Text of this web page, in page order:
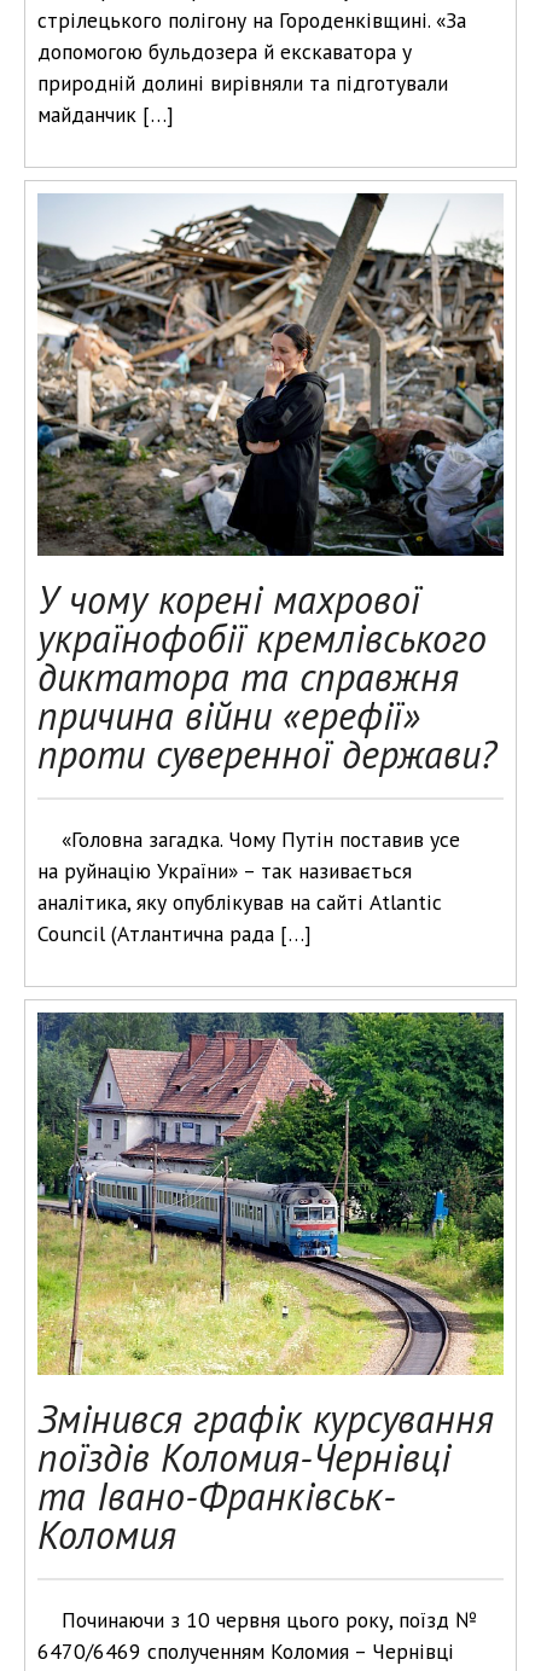
стрілецького полігону на Городенківщині. «За
допомогою бульдозера й екскаватора у
природній долині вирівняли та підготували
майданчик […]
У чому корені махрової
українофобії кремлівського
диктатора та справжня
причина війни «ерефії»
проти суверенної держави?
«Головна загадка. Чому Путін поставив усе
на руйнацію України» – так називається
аналітика, яку опублікував на сайті Atlantic
Council (Атлантична рада […]
Змінився графік курсування
поїздів Коломия-Чернівці
та Івано-Франківськ-
Коломия
Починаючи з 10 червня цього року, поїзд №
6470/6469 сполученням Коломия – Чернівці